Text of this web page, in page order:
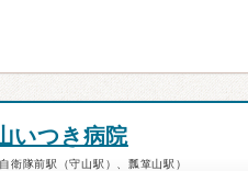
いつき病院
衛隊前駅（守山駅）、瓢箪山駅）